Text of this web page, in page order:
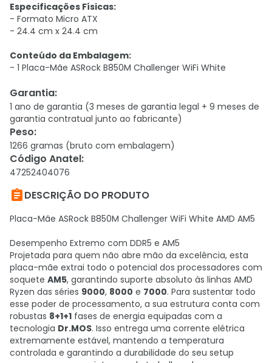
Especificações Físicas:
- Formato Micro ATX
- 24.4 cm x 24.4 cm
Conteúdo da Embalagem:
- 1 Placa-Mãe ASRock B850M Challenger WiFi White
Garantia:
1 ano de garantia (3 meses de garantia legal + 9 meses de
garantia contratual junto ao fabricante)
Peso:
1266 gramas (bruto com embalagem)
Código Anatel:
47252404076
DESCRIÇÃO DO PRODUTO
Placa-Mãe ASRock B850M Challenger WiFi White AMD AM5
Desempenho Extremo com DDR5 e AM5
Projetada para quem não abre mão da excelência, esta
placa-mãe extrai todo o potencial dos processadores com
soquete AM5, garantindo suporte absoluto às linhas AMD
Ryzen das séries 9000, 8000 e 7000. Para sustentar todo
esse poder de processamento, a sua estrutura conta com
robustas 8+1+1 fases de energia equipadas com a
tecnologia Dr.MOS. Isso entrega uma corrente elétrica
extremamente estável, mantendo a temperatura
controlada e garantindo a durabilidade do seu setup